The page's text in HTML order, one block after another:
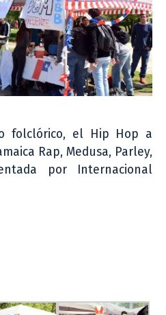
folclórico, el Hip Hop a
Rap, Medusa, Parley,
por Internacional